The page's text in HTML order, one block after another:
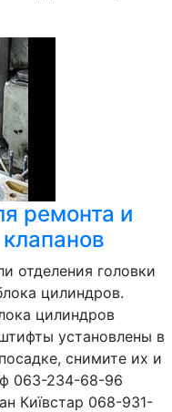
ремонта и
отделения головки
цилиндров.
цилиндров
установлены в
снимите их и
063-234-68-96
Київстар 068-931-